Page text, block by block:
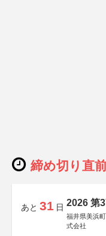
締め切り直
あと 31 日 2026 第
福井県美浜
式会社